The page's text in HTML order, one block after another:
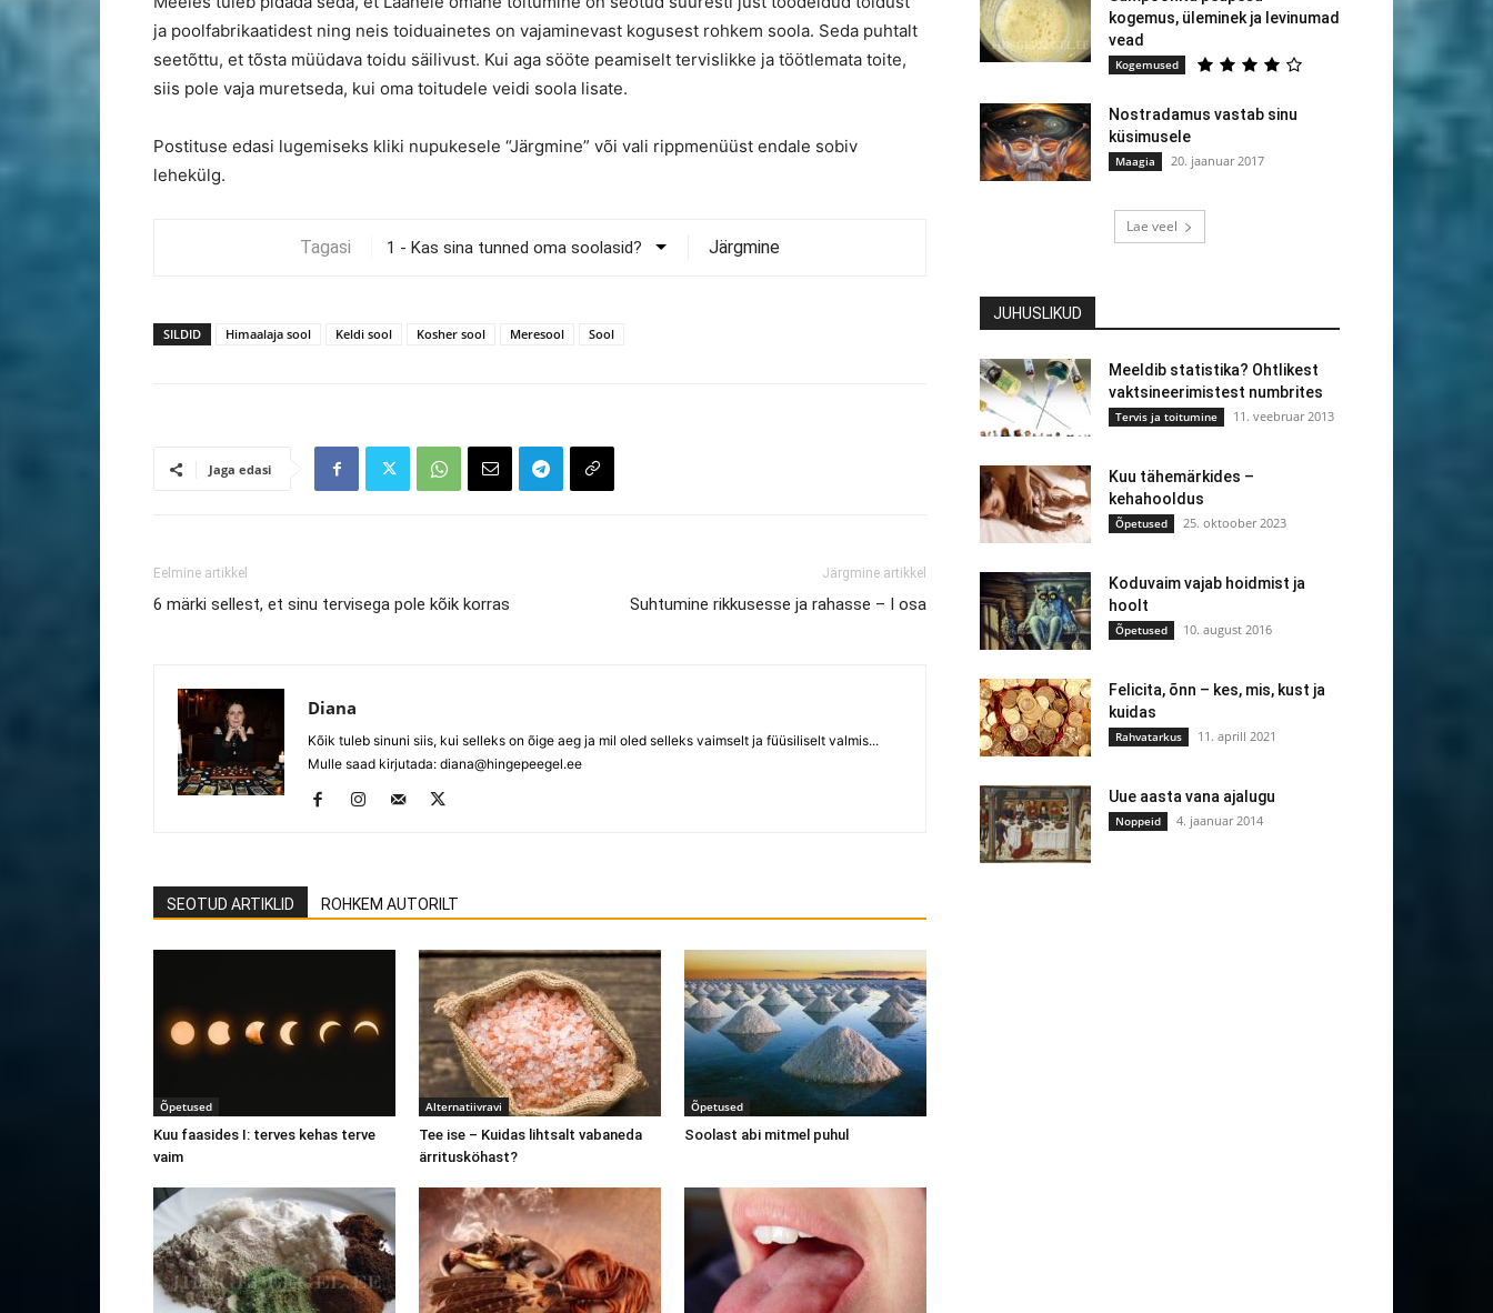
ja poolfabrikaatidest ning neis toiduainetes on vajaminevast kogusest rohkem soola. Seda puhtalt
seetõttu, et tõsta müüdava toidu säilivust. Kui aga sööte peamiselt tervislikke ja töötlemata toite,
siis pole vaja muretseda, kui oma toitudele veidi soola lisate.
Postituse edasi lugemiseks kliki nupukesele “Järgmine” või vali rippmenüüst endale sobiv
lehekülg.
Tagasi Järgmine
SILDID Himaalaja sool Keldi sool Kosher sool Meresool Sool
Jaga edasi
Eelmine artikkel
6 märki sellest, et sinu tervisega pole kõik korras
Järgmine artikkel
Suhtumine rikkusesse ja rahasse – I osa
Diana
Kõik tuleb sinuni siis, kui selleks on õige aeg ja mil oled selleks vaimselt ja füüsiliselt valmis...
Mulle saad kirjutada: diana@hingepeegel.ee
SEOTUD ARTIKLID ROHKEM AUTORILT
Õpetused
Kuu faasides I: terves kehas terve
vaim
Alternatiivravi
Tee ise – Kuidas lihtsalt vabaneda
ärritusköhast?
Õpetused
Soolast abi mitmel puhul
kogemus, üleminek ja levinumad
vead
Kogemused
Nostradamus vastab sinu
küsimusele
Maagia 20. jaanuar 2017
Lae veel
JUHUSLIKUD
Meeldib statistika? Ohtlikest
vaktsineerimistest numbrites
Tervis ja toitumine 11. veebruar 2013
Kuu tähemärkides –
kehahooldus
Õpetused 25. oktoober 2023
Koduvaim vajab hoidmist ja
hoolt
Õpetused 10. august 2016
Felicita, õnn – kes, mis, kust ja
kuidas
Rahvatarkus 11. aprill 2021
Uue aasta vana ajalugu
Noppeid 4. jaanuar 2014